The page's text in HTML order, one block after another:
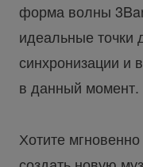
форма волны
идеальные точки
синхронизации и
в данный момент.
Хотите